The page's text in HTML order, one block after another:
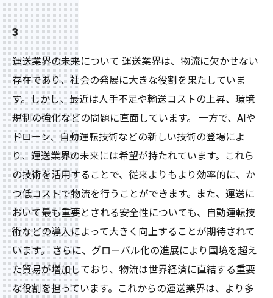
3
運送業界の未来について 運送業界は、物流に欠かせない
存在であり、社会の発展に大きな役割を果たしていま
す。しかし、最近は人手不足や輸送コストの上昇、環境
規制の強化などの問題に直面しています。 一方で、AIや
ドローン、自動運転技術などの新しい技術の登場によ
り、運送業界の未来には希望が持たれています。これら
の技術を活用することで、従来よりもより効率的に、か
つ低コストで物流を行うことができます。また、運送に
おいて最も重要とされる安全性についても、自動運転技
術などの導入によって大きく向上することが期待されて
います。 さらに、グローバル化の進展により国境を超え
た貿易が増加しており、物流は世界経済に直結する重要
な役割を担っています。これからの運送業界は、より多